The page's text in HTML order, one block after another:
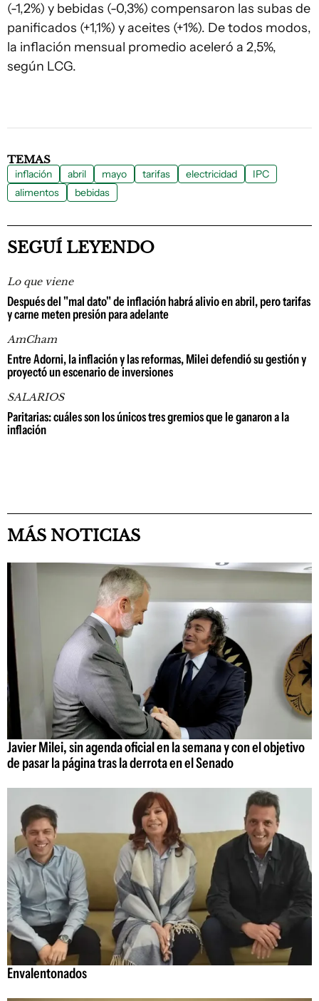
(-1,2%) y bebidas (-0,3%) compensaron las subas de
panificados (+1,1%) y aceites (+1%). De todos modos,
la inflación mensual promedio aceleró a 2,5%,
según LCG.
TEMAS
inflación abril mayo tarifas electricidad
IPC
alimentos
bebidas
SEGUÍ LEYENDO
Lo que viene
Después del "mal dato" de inflación habrá alivio en abril, pero tarifas
y carne meten presión para adelante
AmCham
Entre Adorni, la inflación y las reformas, Milei defendió su gestión y
proyectó un escenario de inversiones
SALARIOS
Paritarias: cuáles son los únicos tres gremios que le ganaron a la
inflación
MÁS NOTICIAS
Javier Milei, sin agenda oficial en la semana y con el objetivo
de pasar la página tras la derrota en el Senado
Envalentonados